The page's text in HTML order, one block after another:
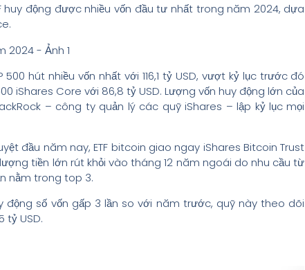
huy động được nhiều vốn đầu tư nhất trong năm 2024, dựa
500 hút nhiều vốn nhất với 116,1 tỷ USD, vượt kỷ lục trước đó
iShares Core với 86,8 tỷ USD. Lượng vốn huy động lớn của
– công ty quản lý các quỹ iShares – lập kỷ lục mọi
đầu năm nay, ETF bitcoin giao ngay iShares Bitcoin Trust
tiền lớn rút khỏi vào tháng 12 năm ngoái do nhu cầu từ
nằm trong top 3.
động số vốn gấp 3 lần so với năm trước, quỹ này theo dõi
tỷ USD.